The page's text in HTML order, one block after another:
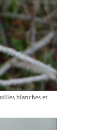
blanches et